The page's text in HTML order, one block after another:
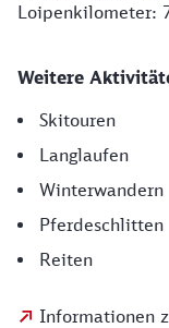
Loipenkilometer:
Weitere
Skitouren
Langlaufen
Winterwandern
Pferdeschlitten
Reiten
Informationen